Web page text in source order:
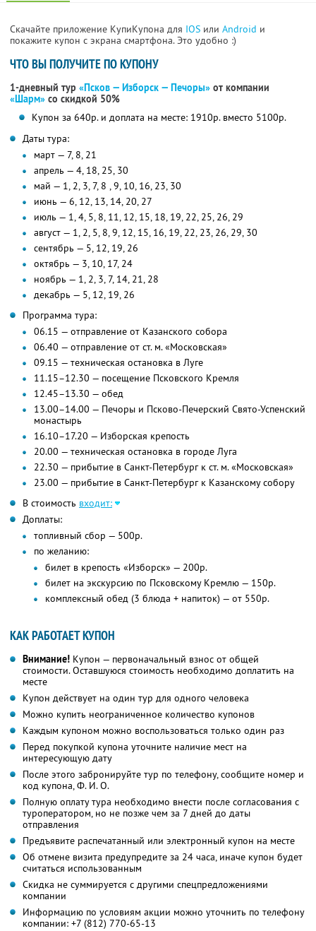
Скачайте приложение КупиКупона для IOS или Android и
покажите купон с экрана смартфона. Это удобно :)
ЧТО ВЫ ПОЛУЧИТЕ ПО КУПОНУ
1-дневный тур «Псков — Изборск — Печоры» от компании
«Шарм» со скидкой 50%
Купон за 640р. и доплата на месте: 1910р. вместо 5100р.
Даты тура:
март — 7, 8, 21
апрель — 4, 18, 25, 30
май — 1, 2, 3, 7, 8 , 9, 10, 16, 23, 30
июнь — 6, 12, 13, 14, 20, 27
июль — 1, 4, 5, 8, 11, 12, 15, 18, 19, 22, 25, 26, 29
август — 1, 2, 5, 8, 9, 12, 15, 16, 19, 22, 23, 26, 29, 30
сентябрь — 5, 12, 19, 26
октябрь — 3, 10, 17, 24
ноябрь — 1, 2, 3, 7, 14, 21, 28
декабрь — 5, 12, 19, 26
Программа тура:
06.15 — отправление от Казанского собора
06.40 — отправление от ст. м. «Московская»
09.15 — техническая остановка в Луге
11.15–12.30 — посещение Псковского Кремля
12.45–13.30 — обед
13.00–14.00 — Печоры и Псково-Печерский Свято-Успенский
монастырь
16.10–17.20 — Изборская крепость
20.00 — техническая остановка в городе Луга
22.30 — прибытие в Санкт-Петербург к ст. м. «Московская»
23.00 — прибытие в Санкт-Петербург к Казанскому собору
В стоимость входит:
Доплаты:
топливный сбор — 500р.
по желанию:
билет в крепость «Изборск» — 200р.
билет на экскурсию по Псковскому Кремлю — 150р.
комплексный обед (3 блюда + напиток) — от 550р.
КАК РАБОТАЕТ КУПОН
Внимание! Купон — первоначальный взнос от общей
стоимости. Оставшуюся стоимость необходимо доплатить на
месте
Купон действует на один тур для одного человека
Можно купить неограниченное количество купонов
Каждым купоном можно воспользоваться только один раз
Перед покупкой купона уточните наличие мест на
интересующую дату
После этого забронируйте тур по телефону, сообщите номер и
код купона,Ф. И. О.
Полную оплату тура необходимо внести после согласования с
туроператором, но не позже чем за 7 дней до даты
отправления
Предъявите распечатанный или электронный купон на месте
Об отмене визита предупредите за 24 часа, иначе купон будет
считаться использованным
Скидка не суммируется с другими спецпредложениями
компании
Информацию по условиям акции можно уточнить по телефону
компании: +7 (812) 770-65-13